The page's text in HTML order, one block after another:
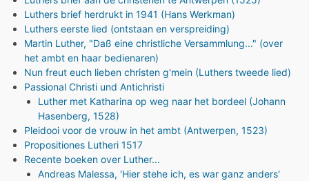
Luthers brief herdrukt in 1941 (Hans Werkman)
Luthers eerste lied (ontstaan en verspreiding)
Martin Luther, "Daß eine christliche Versammlung..." (over
het ambt en haar bedienaren)
Nun freut euch lieben christen g'mein (Luthers tweede lied)
Passional Christi und Antichristi
Luther met Katharina op weg naar het bordeel (Johann
Hasenberg, 1528)
Pleidooi voor de vrouw in het ambt (Antwerpen, 1523)
Propositiones Lutheri 1517
Recente boeken over Luther...
Andreas Malessa, 'Hier stehe ich, es war ganz anders'